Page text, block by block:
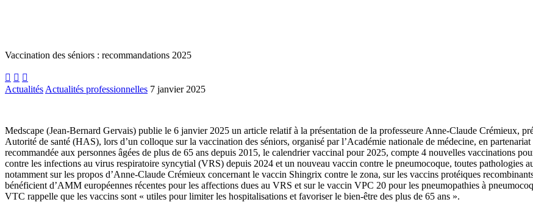
Vaccination des séniors : recommandations 2025
  
Actualités Actualités professionnelles 7 janvier 2025
Medscape (Jean-Bernard Gervais) publie le 6 janvier 2025 un article relatif à la présentation de la professeure Anne-Claude Crémieux,
Autorité de santé (HAS), lors d’un colloque sur la vaccination des séniors, organisé par l’Académie nationale de médecine, en
recommandée aux personnes âgées de plus de 65 ans depuis 2015, le calendrier vaccinal pour 2025, compte 4 nouvelles vaccinations
contre les infections au virus respiratoire syncytial (VRS) depuis 2024 et un nouveau vaccin contre le pneumocoque, toutes pathologies
notamment sur les propos d’Anne-Claude Crémieux concernant le vaccin Shingrix contre le zona, sur les vaccins protéiques
bénéficient d’AMM européennes récentes pour les affections dues au VRS et sur le vaccin VPC 20 pour les pneumopathies à
VTC rappelle que les vaccins sont « utiles pour limiter les hospitalisations et favoriser le bien-être des plus de 65 ans ».